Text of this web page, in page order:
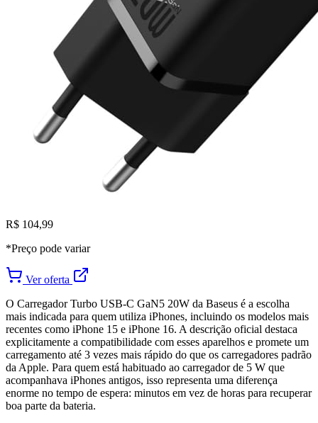
R$ 104,99
*Preço pode variar
Ver oferta
O Carregador Turbo USB-C GaN5 20W da Baseus é a escolha
mais indicada para quem utiliza iPhones, incluindo os modelos mais
recentes como iPhone 15 e iPhone 16. A descrição oficial destaca
explicitamente a compatibilidade com esses aparelhos e promete um
carregamento até 3 vezes mais rápido do que os carregadores padrão
da Apple. Para quem está habituado ao carregador de 5 W que
acompanhava iPhones antigos, isso representa uma diferença
enorme no tempo de espera: minutos em vez de horas para recuperar
boa parte da bateria.